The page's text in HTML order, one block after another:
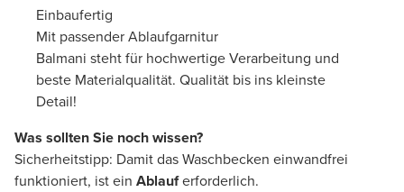
Einbaufertig
Mit passender Ablaufgarnitur
Balmani steht für hochwertige Verarbeitung und
beste Materialqualität. Qualität bis ins kleinste
Detail!
Was sollten Sie noch wissen?
Sicherheitstipp: Damit das Waschbecken einwandfrei
funktioniert, ist ein Ablauferforderlich.